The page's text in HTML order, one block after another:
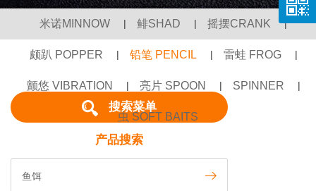
米诺MINNOW | 鲱SHAD | 摇摆CRANK |
颇趴 POPPER | 铅笔 PENCIL | 雷蛙 FROG |
颤悠 VIBRATION | 亮片 SPOON | SPINNER |
虫 SOFT BAITS
搜索菜单
产品搜索